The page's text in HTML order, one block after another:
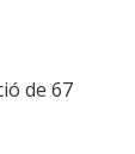
de 67